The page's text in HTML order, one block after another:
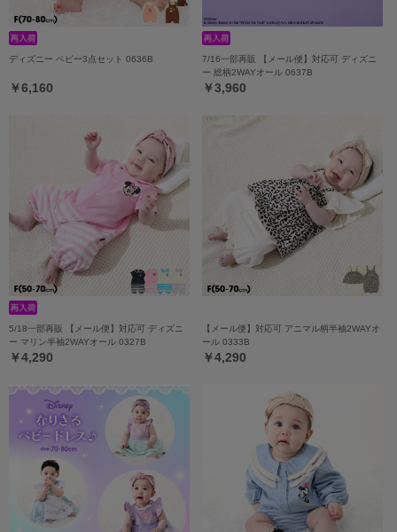
ディズニー ベビー3点セット 0636B
￥6,160
7/16一部再販 【メール便】対応可 ディズニ
ー 総柄2WAYオール 0637B
￥3,960
5/18一部再販 【メール便】対応可 ディズニ
ー マリン半袖2WAYオール 0327B
￥4,290
【メール便】対応可 アニマル柄半袖2WAYオ
ール 0333B
￥4,290